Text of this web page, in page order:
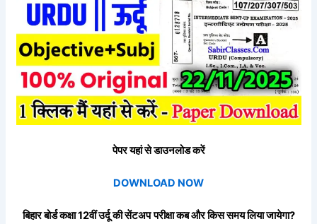
पेपर यहां से डाउनलोड करें
DOWNLOAD NOW
बिहार बोर्ड कक्षा 12वींउर्दूकीसेंटअप परीक्षा कब और किस समय लिया जायेगा?